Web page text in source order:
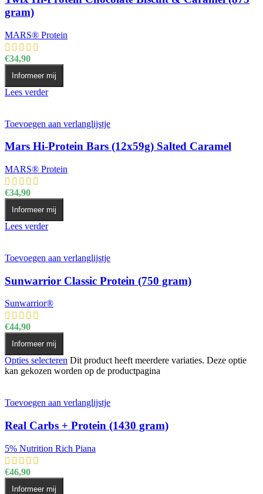
gram)
MARS® Protein
€34,90
Informeer mij
Lees verder
Toevoegen aan verlanglijstje
Mars Hi-Protein Bars (12x59g) Salted Caramel
MARS® Protein
€34,90
Informeer mij
Lees verder
Toevoegen aan verlanglijstje
Sunwarrior Classic Protein (750 gram)
Sunwarrior®
€44,90
Informeer mij
Opties selecteren Dit product heeft meerdere variaties. Deze optie
kan gekozen worden op de productpagina
Toevoegen aan verlanglijstje
Real Carbs + Protein (1430 gram)
5% Nutrition Rich Piana
€46,90
Informeer mij